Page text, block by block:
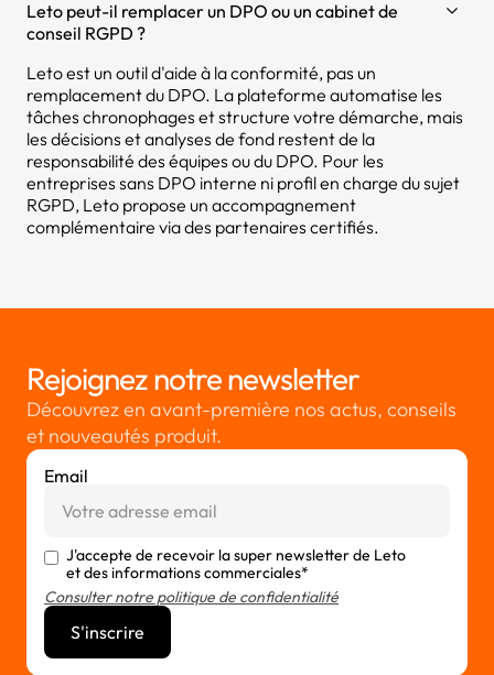
Leto peut-il remplacer un DPO ou un cabinet de
conseil RGPD ?
Leto est un outil d'aide à la conformité, pas un
remplacement du DPO. La plateforme automatise les
tâches chronophages et structure votre démarche, mais
les décisions et analyses de fond restent de la
responsabilité des équipes ou du DPO. Pour les
entreprises sans DPO interne ni profil en charge du sujet
RGPD, Leto propose un accompagnement
complémentaire via des partenaires certifiés.
Rejoignez notre newsletter
Découvrez en avant-première nos actus, conseils
et nouveautés produit.
Email
J'accepte de recevoir la super newsletter de Leto
et des informations commerciales*
Consulter notre politique de confidentialité